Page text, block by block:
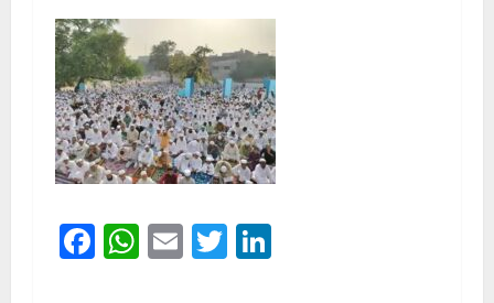
Facebook
WhatsApp
EmailTwitter